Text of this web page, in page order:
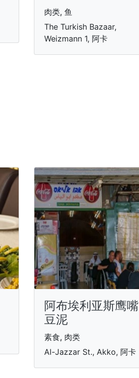
肉类, 鱼
The Turkish Bazaar,
Weizmann 1, 阿卡
阿布埃利亚斯鹰嘴
豆泥
素食, 肉类
Al-Jazzar St., Akko, 阿卡